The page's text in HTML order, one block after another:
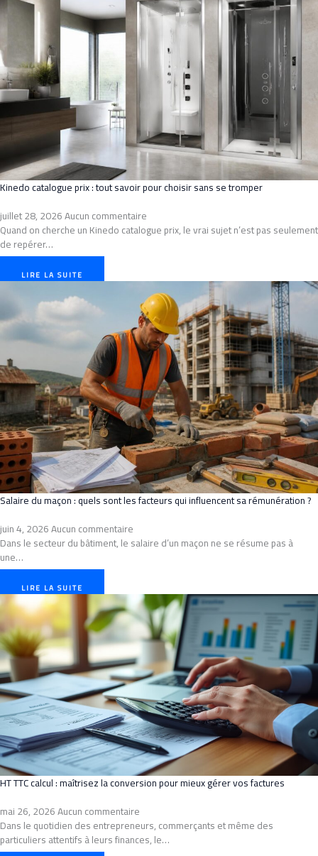
Kinedo catalogue prix : tout savoir pour choisir sans se tromper
juillet 28, 2026Aucun commentaire
Quand on cherche un Kinedo catalogue prix, le vrai sujet n’est pas seulement
de repérer…
LIRE LA SUITE
Salaire du maçon : quels sont les facteurs qui influencent sa rémunération ?
juin 4, 2026Aucun commentaire
Dans le secteur du bâtiment, le salaire d’un maçon ne se résume pas à
une…
LIRE LA SUITE
HT TTC calcul : maîtrisez la conversion pour mieux gérer vos factures
mai 26, 2026Aucun commentaire
Dans le quotidien des entrepreneurs, commerçants et même des
particuliers attentifs à leurs finances, le…